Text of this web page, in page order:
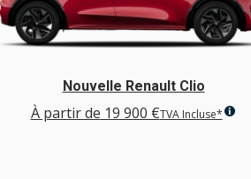
Nouvelle Renault Clio
À partir de 19 900 €TVA Incluse*